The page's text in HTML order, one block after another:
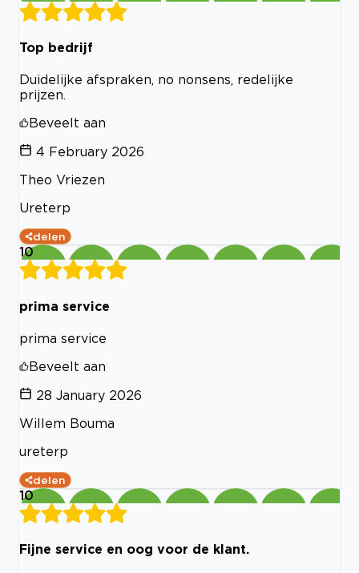
Top bedrijf
Duidelijke afspraken, no nonsens, redelijke
prijzen.
Beveelt aan
4 February 2026
Theo Vriezen
Ureterp
delen
10
prima service
prima service
Beveelt aan
28 January 2026
Willem Bouma
ureterp
delen
10
Fijne service en oog voor de klant.